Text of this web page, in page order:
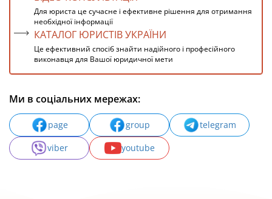
Для юриста це сучасне і ефективне рішення для отримання
необхідної інформації
КАТАЛОГ ЮРИСТІВ УКРАЇНИ
Це ефективний спосіб знайти надійного і професійного
виконавця для Вашої юридичної мети
Ми в соціальних мережах:
page group
telegram
viber
youtube